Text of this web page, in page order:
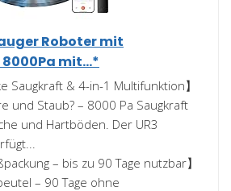
Roboter mit
mit...*
Saugkraft & 4-in-1 Multifunktion】
und Staub? – 8000 Pa Saugkraft
und Hartböden. Der UR3
– bis zu 90 Tage nutzbar】
– 90 Tage ohne